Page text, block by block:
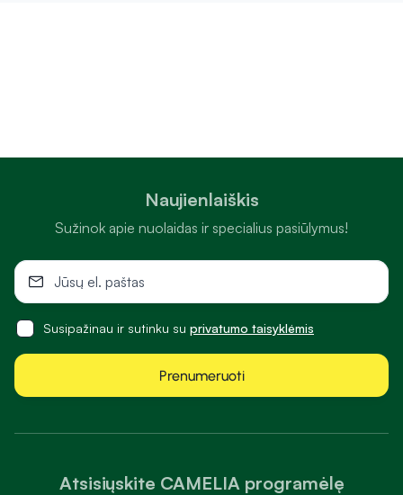
Atsisiųskite CAMELIA programėlę
Naujienlaiškis
Sužinok apie nuolaidas ir specialius pasiūlymus!
Susipažinau ir sutinku su privatumo taisyklėmis
Prenumeruoti